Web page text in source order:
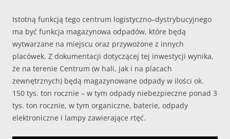
Istotną funkcją tego centrum logistyczno–dystrybucyjnego
ma być funkcja magazynowa odpadów, które będą
wytwarzane na miejscu oraz przywożone z innych
placówek. Z dokumentacji dotyczącej tej inwestycji wynika,
że na terenie Centrum (w hali, jak i na placach
zewnętrznych) będą magazynowane odpady w ilości ok.
150 tys. ton rocznie – w tym odpady niebezpieczne ponad 3
tys. ton rocznie, w tym organiczne, baterie, odpady
elektroniczne i lampy zawierające rtęć.